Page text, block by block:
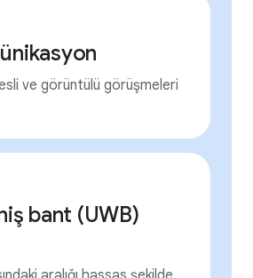
ve görüntülü görüşmeleri
bant (UWB)